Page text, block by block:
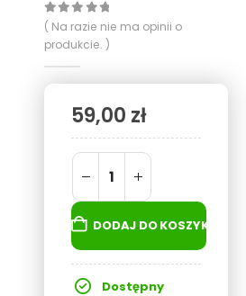
0out of 5
( Na razie nie ma opinii o
produkcie. )
59,00 zł
DODAJ DO KOSZYKA
Dostępny